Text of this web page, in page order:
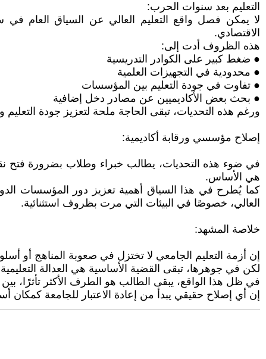
التعليم بعد سنوات الحرب:
لا يمكن فصل واقع التعليم العالي عن السياق العام في
الاقتصادي.
هذه الظروف أدت إلى:
● ضغط كبير على الكوادر التدريسية
● محدودية في التجهيزات العلمية
● تفاوت في جودة التعليم بين المؤسسات
● بحث بعض الأكاديميين عن مصادر دخل إضافية
ورغم هذه التحديات، تبقى الحاجة ملحة لتعزيز جودة
إصلاح مؤسسي ورقابة أكاديمية:
في ضوء هذه التحديات، يطالب خبراء وطلاب بضرورة فتح
هي الأساس.
العالي، خصوصًا في البيئات التي مرت بظروف استثنائية.
خلاصة المشهد:
إن أزمة التعليم الجامعي لا تختزل في صعوبة المناهج أو
لكن في جوهرها، تبقى القضية الأساسية هي العدالة
في ظل هذا الواقع، يبقى الطالب هو الطرف الأكثر تأثرًا،
إن أي إصلاح حقيقي يبدأ من إعادة الاعتبار للجامعة